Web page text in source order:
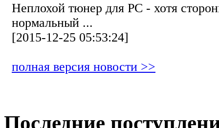
Неплохой тюнер для РС - хотя
нормальный ...
[2015-12-25 05:53:24]
полная версия новости >>
Последние